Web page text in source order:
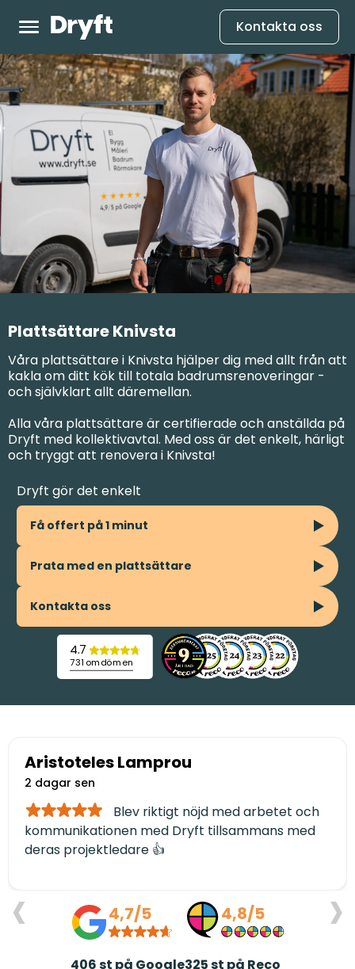
Kontakta oss
Plattsättare Knivsta
Våra plattsättare i Knivsta hjälper dig med allt från att
kakla om ditt kök till totala badrumsrenoveringar -
och självklart allt däremellan.
Alla våra plattsättare är certifierade och anställda på
Dryft med kollektivavtal. Med oss är det enkelt, härligt
och tryggt att renovera i Knivsta!
Dryft gör det enkelt
Få offert på 1 minut
Prata med en plattsättare
Kontakta oss
4.7
731 omdömen
Aristoteles Lamprou
2 dagar sen
Blev riktigt nöjd med arbetet och
kommunikationen med Dryft tillsammans med
deras projektledare 👍
‹ ›
4,7/5
406st på Google
4,8/5
325st på Reco